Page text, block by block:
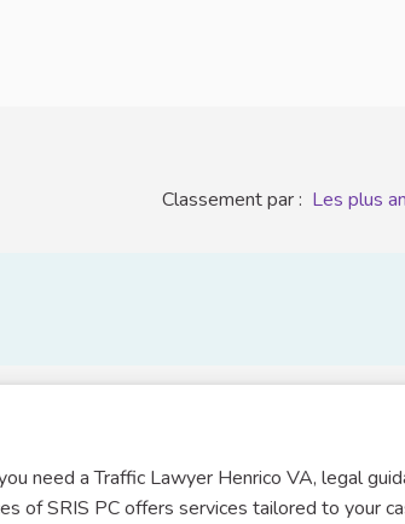
Classement par : Les plus
need a Traffic Lawyer Henrico VA, legal
of SRIS PC offers services tailored to your